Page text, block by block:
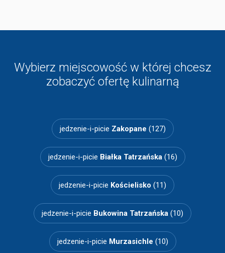
Wybierz miejscowość w której chcesz
zobaczyć ofertę kulinarną
jedzenie-i-picie Zakopane (127)
jedzenie-i-picie Białka Tatrzańska(16)
jedzenie-i-picie Kościelisko (11)
jedzenie-i-picie Bukowina Tatrzańska (10)
jedzenie-i-picie Murzasichle (10)